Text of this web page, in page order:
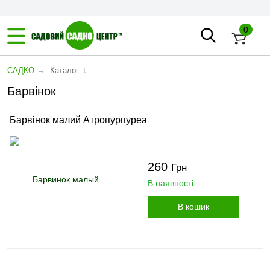
0
САДКО → Каталог ↓
Барвінок
Барвінок малий Атропурпуреа
260 Грн
В наявності
В кошик